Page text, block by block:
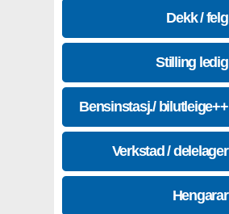
Dekk / felg
Stilling ledig
Bensinstasj./ bilutleige++
Verkstad / delelager
Hengarar